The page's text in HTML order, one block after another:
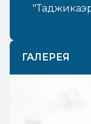
ГАЛЕРЕЯ